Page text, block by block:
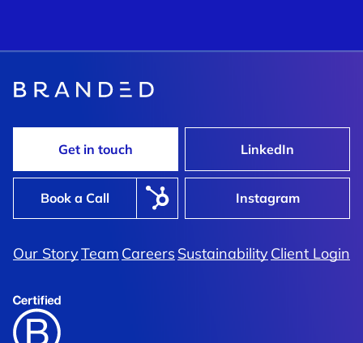
Get in touch LinkedIn
Book a Call Instagram
Our StoryTeam Careers SustainabilityClient Login